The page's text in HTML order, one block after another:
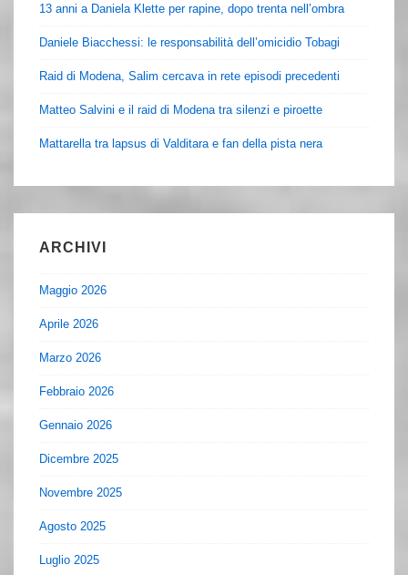
13 anni a Daniela Klette per rapine, dopo trenta nell’ombra
Daniele Biacchessi: le responsabilità dell’omicidio Tobagi
Raid di Modena, Salim cercava in rete episodi precedenti
Matteo Salvini e il raid di Modena tra silenzi e piroette
Mattarella tra lapsus di Valditara e fan della pista nera
ARCHIVI
Maggio 2026
Aprile 2026
Marzo 2026
Febbraio 2026
Gennaio 2026
Dicembre 2025
Novembre 2025
Agosto 2025
Luglio 2025